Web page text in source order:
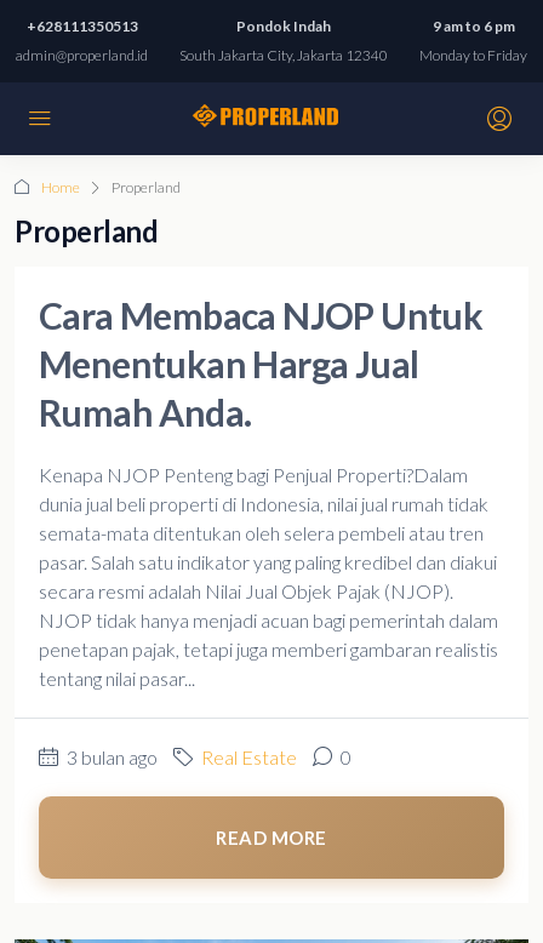
+628111350513
admin@properland.id
Pondok Indah
South Jakarta City, Jakarta 12340
9 am to 6 pm
Monday to Friday
Home Properland
Properland
Cara Membaca NJOP Untuk
Menentukan Harga Jual
Rumah Anda.
Kenapa NJOP Penteng bagi Penjual Properti?Dalam
dunia jual beli properti di Indonesia, nilai jual rumah tidak
semata-mata ditentukan oleh selera pembeli atau tren
pasar. Salah satu indikator yang paling kredibel dan diakui
secara resmi adalah Nilai Jual Objek Pajak (NJOP).
NJOP tidak hanya menjadi acuan bagi pemerintah dalam
penetapan pajak, tetapi juga memberi gambaran realistis
tentang nilai pasar...
3 bulan ago Real Estate 0
READ MORE